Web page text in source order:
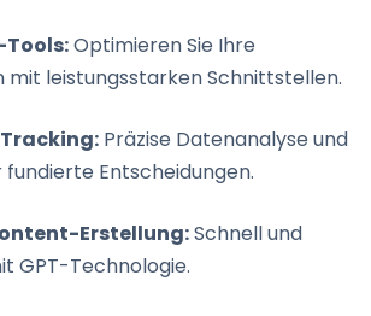
Optimieren Sie Ihre
mit leistungsstarken Schnittstellen.
Präzise Datenanalyse und
Entscheidungen.
Erstellung:Schnell und
GPT-Technologie.